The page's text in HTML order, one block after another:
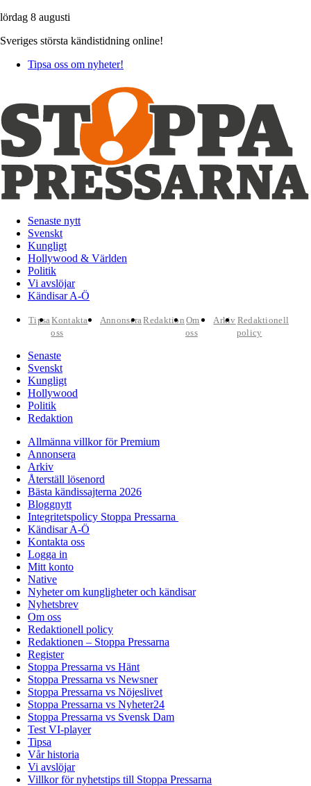
lördag 8 augusti
Sveriges största kändistidning online!
Tipsa oss om nyheter!
Senaste nytt
Svenskt
Kungligt
Hollywood & Världen
Politik
Vi avslöjar
Kändisar A-Ö
TipsaKontakta
oss
AnnonseraRedaktion Om
oss
Arkiv Redaktionell
policy
Senaste
Svenskt
Kungligt
Hollywood
Politik
Redaktion
Allmänna villkor för Premium
Annonsera
Arkiv
Återställ lösenord
Bästa kändissajterna 2026
Bloggnytt
Integritetspolicy Stoppa Pressarna
Kändisar A-Ö
Kontakta oss
Logga in
Mitt konto
Native
Nyheter om kungligheter och kändisar
Nyhetsbrev
Om oss
Redaktionell policy
Redaktionen – Stoppa Pressarna
Register
Stoppa Pressarna vs Hänt
Stoppa Pressarna vs Newsner
Stoppa Pressarna vs Nöjeslivet
Stoppa Pressarna vs Nyheter24
Stoppa Pressarna vs Svensk Dam
Test VI-player
Tipsa
Vår historia
Vi avslöjar
Villkor för nyhetstips till Stoppa Pressarna